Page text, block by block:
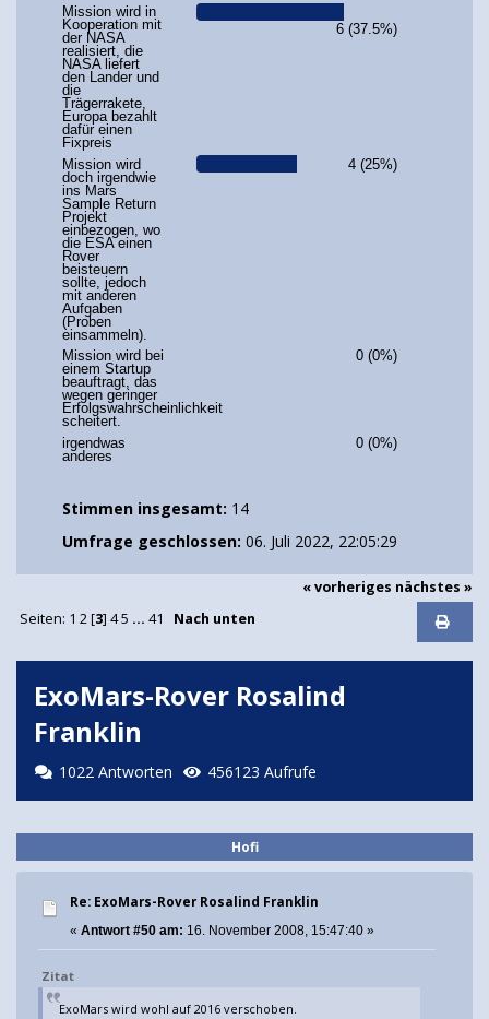
Mission wird in
Kooperation mit
der NASA
realisiert, die
NASA liefert
den Lander und
die
Trägerrakete,
Europa bezahlt
dafür einen
Fixpreis
6 (37.5%)
Mission wird
doch irgendwie
ins Mars
Sample Return
Projekt
einbezogen, wo
die ESA einen
Rover
beisteuern
sollte, jedoch
mit anderen
Aufgaben
(Proben
einsammeln).
4 (25%)
Mission wird bei
einem Startup
beauftragt, das
wegen geringer
Erfolgswahrscheinlichkeit
scheitert.
0 (0%)
irgendwas
anderes
0 (0%)
Stimmen insgesamt: 14
Umfrage geschlossen: 06. Juli 2022, 22:05:29
« vorheriges nächstes »
Seiten: 1 2[3] 4 5 ... 41 Nach unten
ExoMars-Rover Rosalind
Franklin
1022 Antworten 456123 Aufrufe
Hofi
Re: ExoMars-Rover Rosalind Franklin
« Antwort #50 am: 16. November 2008, 15:47:40 »
Zitat
ExoMars wird wohl auf 2016 verschoben.